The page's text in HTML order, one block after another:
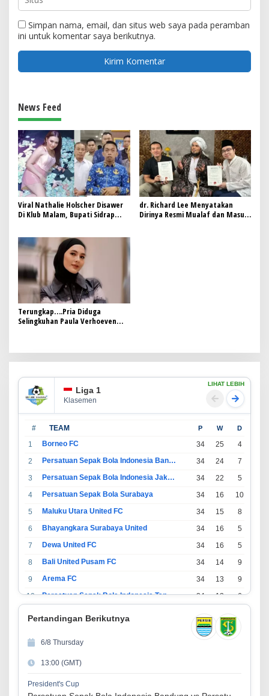
Simpan nama, email, dan situs web saya pada peramban
ini untuk komentar saya berikutnya.
News Feed
Viral Nathalie Holscher Disawer
Di Klub Malam, Bupati Sidrap
dr. Richard Lee Menyatakan
Dirinya Resmi Mualaf dan Masuk
Terungkap….Pria Diduga
Selingkuhan Paula Verhoeven
Liga 1
Klasemen
LIHAT LEBIH
# TEAM P W D
1 Borneo FC 34 25 4
2
Persatuan Sepak Bola Indonesia Bandung 34 24 7
3
Persatuan Sepak Bola Indonesia Jakarta 34 22 5
4
Persatuan Sepak Bola Surabaya 34 16 10
5
Maluku Utara United FC 34 15 8
6
Bhayangkara Surabaya United 34 16 5
7
Dewa United FC 34 16 5
8
Bali United Pusam FC 34 14 9
9
Arema FC 34 13 9
10
Persatuan Sepak Bola Indonesia Tangerang 34 13 6
34 11
13
14
Madura United FC
15
Persatuan Sepakbola Makassar
Pertandingan Berikutnya
6/8 Thursday
13:00 (GMT)
President's Cup